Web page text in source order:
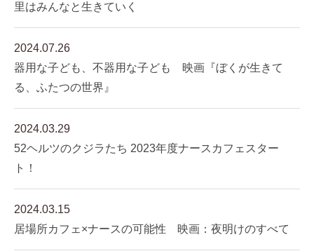
里はみんなと生きていく
2024.07.26
器用な子ども、不器用な子ども 映画『ぼくが生きて
る、ふたつの世界』
2024.03.29
52ヘルツのクジラたち 2023年度ナースカフェスター
ト！
2024.03.15
居場所カフェ×ナースの可能性 映画：夜明けのすべて